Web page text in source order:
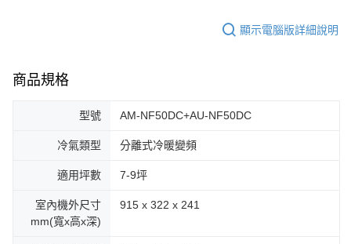
顯示電腦版詳細說明
商品規格
型號 AM-NF50DC+AU-NF50DC
冷氣類型 分離式冷暖變頻
適用坪數 7-9坪
室內機外尺寸
mm(寬x高x深)
915 x 322 x 241